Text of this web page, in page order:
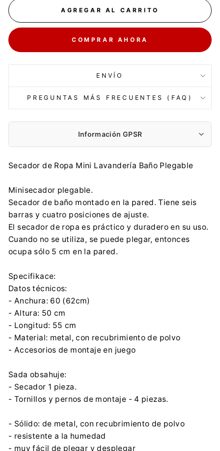
AGREGAR AL CARRITO
COMPRAR AHORA
ENVÍO
PREGUNTAS MÁS FRECUENTES (FAQ)
Información GPSR
Fabricante:
P P-HANDLOWO-USŁUGOWEA.B.J.ANDRZEJ BARUCKI
agd-abj@wp.pl
0048500683443
Importador:
P P-HANDLOWO-USŁUGOWEA.B.J.ANDRZEJ BARUCKI
Kraszewskiego 3, 42-200 Częstochowa
agd-abj@wp.pl
Secador de Ropa Mini Lavandería Baño Plegable
Minisecador plegable.
Secador de baño montado en la pared. Tiene seis
barras y cuatro posiciones de ajuste.
El secador de ropa es práctico y duradero en su uso.
Cuando no se utiliza, se puede plegar, entonces
ocupa sólo 5 cm en la pared.
Specifikace:
Datos técnicos:
- Anchura: 60 (62cm)
- Altura: 50 cm
- Longitud: 55 cm
- Material: metal, con recubrimiento de polvo
- Accesorios de montaje en juego
Sada obsahuje:
- Secador 1 pieza.
- Tornillos y pernos de montaje - 4 piezas.
- Sólido: de metal, con recubrimiento de polvo
- resistente a la humedad
- muy fácil de plegar y desplegar